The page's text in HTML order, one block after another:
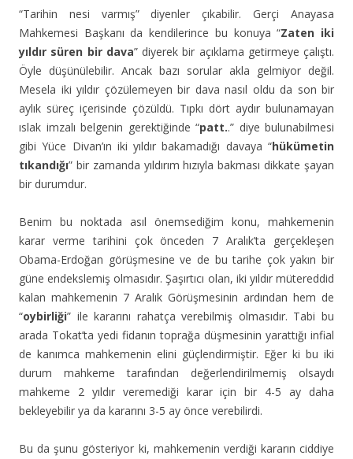
“Tarihin nesi varmış” diyenler çıkabilir. Gerçi Anayasa
Mahkemesi Başkanı da kendilerince bu konuya “Zaten iki
yıldır süren bir dava” diyerek bir açıklama getirmeye çalıştı.
Öyle düşünülebilir. Ancak bazı sorular akla gelmiyor değil.
Mesela iki yıldır çözülemeyen bir dava nasıl oldu da son bir
aylık süreç içerisinde çözüldü. Tıpkı dört aydır bulunamayan
ıslak imzalı belgenin gerektiğinde “patt..” diye bulunabilmesi
gibi Yüce Divan’ın iki yıldır bakamadığı davaya “hükümetin
tıkandığı” bir zamanda yıldırım hızıyla bakması dikkate şayan
bir durumdur.
Benim bu noktada asıl önemsediğim konu, mahkemenin
karar verme tarihini çok önceden 7 Aralık’ta gerçekleşen
Obama-Erdoğan görüşmesine ve de bu tarihe çok yakın bir
güne endekslemiş olmasıdır. Şaşırtıcı olan, iki yıldır mütereddid
kalan mahkemenin 7 Aralık Görüşmesinin ardından hem de
“oybirliği” ile kararını rahatça verebilmiş olmasıdır. Tabi bu
arada Tokat’ta yedi fidanın toprağa düşmesinin yarattığı infial
de kanımca mahkemenin elini güçlendirmiştir. Eğer ki bu iki
durum mahkeme tarafından değerlendirilmemiş olsaydı
mahkeme 2 yıldır veremediği karar için bir 4-5 ay daha
bekleyebilir ya da kararını 3-5 ay önce verebilirdi.
Bu da şunu gösteriyor ki, mahkemenin verdiği kararın ciddiye